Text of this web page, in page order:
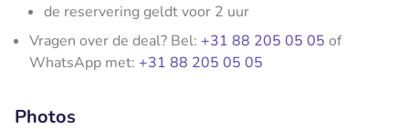
de reservering geldt voor 2 uur
Vragen over de deal? Bel: +31 88 205 05 05 of
WhatsApp met: +31 88 205 05 05
Photos